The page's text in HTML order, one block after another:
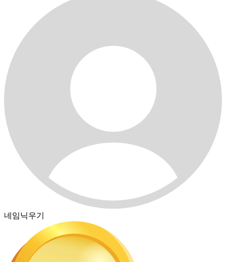
네임닉우기